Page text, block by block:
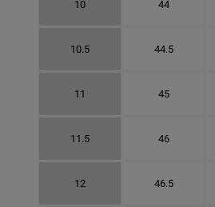
10 44
10.5 44.5
11 45
11.5 46
12 46.5